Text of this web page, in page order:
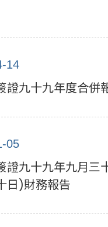
14
證九十九年度合併
05
證九十九年九月三
日)財務報告